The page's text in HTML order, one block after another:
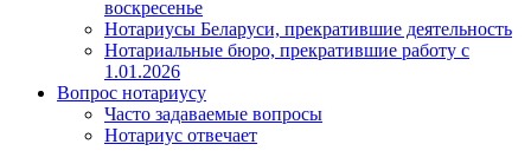
воскресенье
Нотариусы Беларуси, прекратившие деятельность
Нотариальные бюро, прекратившие работу с
1.01.2026
Вопрос нотариусу
Часто задаваемые вопросы
Нотариус отвечает